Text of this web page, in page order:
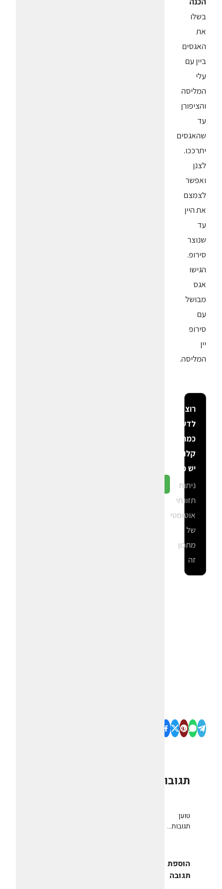
בשלו
את
האגסים
ביין עם
עלי
המליסה
והציפורן
עד
שהאגסים
יתרככו.
לצנן
ואפשר
לצמצם
את היין
עד
שנוצר
סירופ.
הגישו
אגס
מבושל
עם
סירופ
יין
המליסה.
רוצה
לדעת
כמה
קלוריות
יש פה?
ניתוח
תזונתי
אוטומטי
של
מתכון
זה
תגובות
טוען
תגובות...
הוספת
תגובה